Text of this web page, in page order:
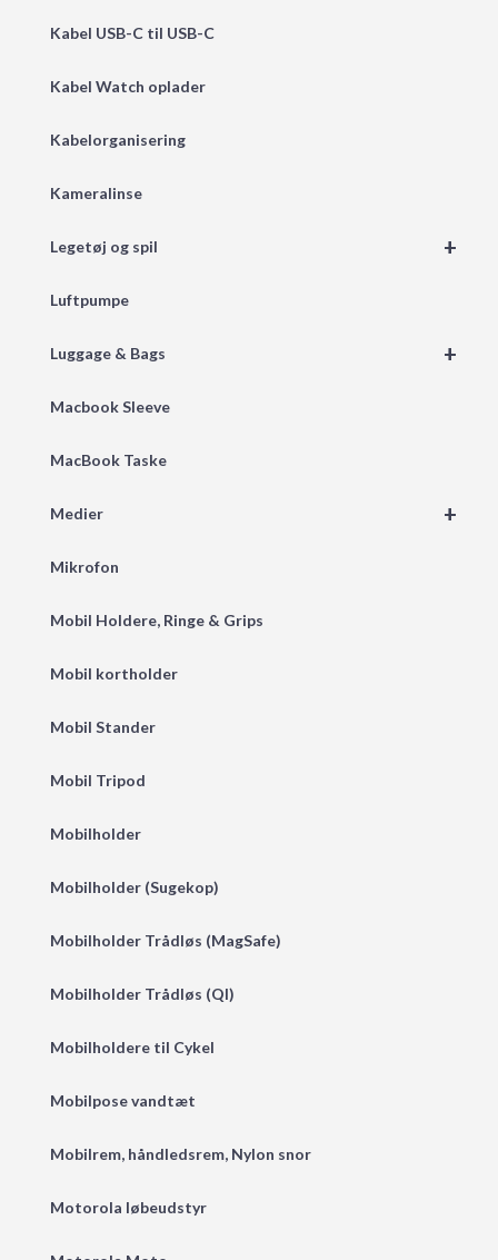
Kabel USB-C til USB-C
Kabel Watch oplader
Kabelorganisering
Kameralinse
+
Legetøj og spil
Luftpumpe
+
Luggage & Bags
Macbook Sleeve
MacBook Taske
+
Medier
Mikrofon
Mobil Holdere, Ringe & Grips
Mobil kortholder
Mobil Stander
Mobil Tripod
Mobilholder
Mobilholder (Sugekop)
Mobilholder Trådløs (MagSafe)
Mobilholder Trådløs (QI)
Mobilholdere til Cykel
Mobilpose vandtæt
Mobilrem, håndledsrem, Nylon snor
Motorola løbeudstyr